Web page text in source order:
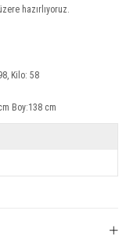
hazırlıyoruz.
Kilo: 58
Boy:138 cm